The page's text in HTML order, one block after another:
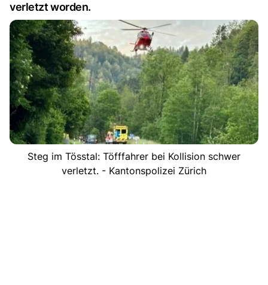
verletzt worden.
Steg im Tösstal: Töfffahrer bei Kollision schwer
verletzt. - Kantonspolizei Zürich